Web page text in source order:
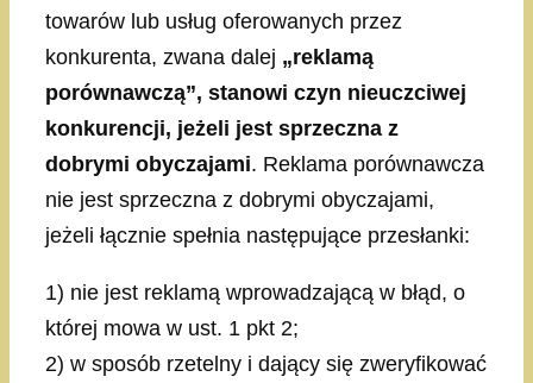
towarów lub usług oferowanych przez
konkurenta, zwana dalej „reklamą
porównawczą”, stanowi czyn nieuczciwej
konkurencji, jeżeli jest sprzeczna z
dobrymi obyczajami. Reklama porównawcza
nie jest sprzeczna z dobrymi obyczajami,
jeżeli łącznie spełnia następujące przesłanki:
1) nie jest reklamą wprowadzającą w błąd, o
której mowa w ust. 1 pkt 2;
2) w sposób rzetelny i dający się zweryfikować